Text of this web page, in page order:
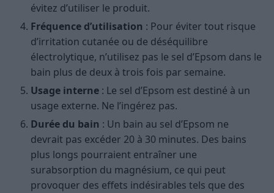
évitez d’utiliser le produit.
Fréquence d’utilisation : Pour éviter tout risque
d’irritation cutanée ou de déséquilibre
électrolytique, n’utilisez pas le sel d’Epsom dans le
bain plus de deux à trois fois par semaine.
Usage interne : Le sel d’Epsom est destiné à un
usage externe. Ne l’ingérez pas.
Durée du bain : Un bain au sel d’Epsom ne
devrait pas excéder 20 à 30 minutes. Des bains
plus longs pourraient entraîner une
surabsorption du magnésium, ce qui peut
provoquer des effets indésirables tels que des